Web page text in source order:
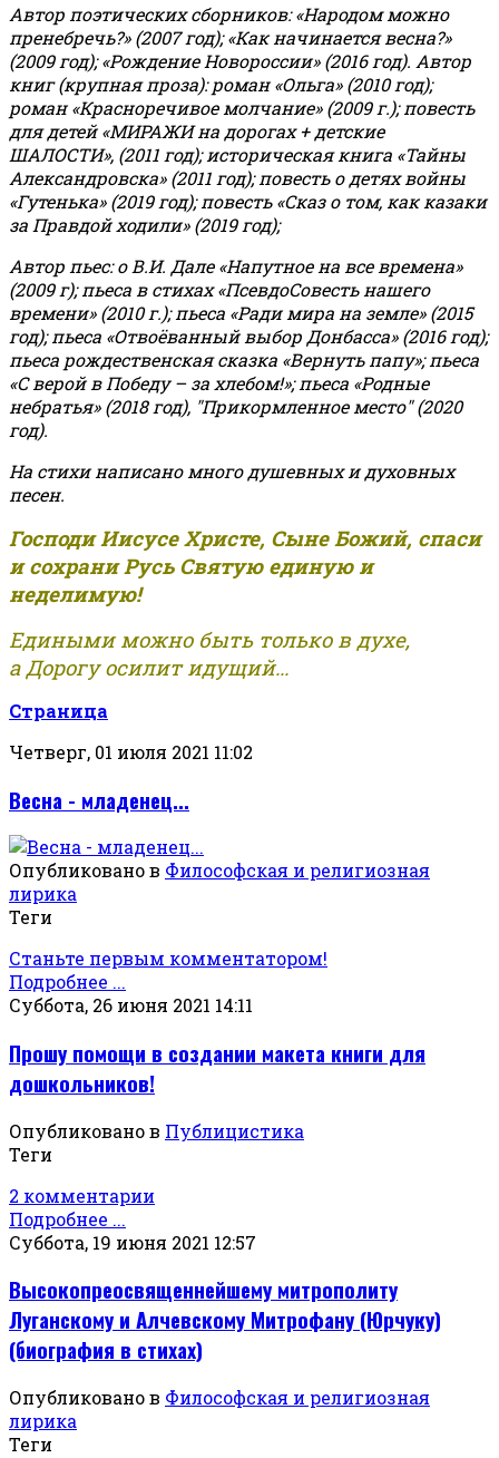
Автор поэтических сборников: «Народом можно
пренебречь?» (2007 год); «Как начинается весна?»
(2009 год); «Рождение Новороссии» (2016 год). Автор
книг (крупная проза): роман «Ольга» (2010 год);
роман «Красноречивое молчание» (2009 г.); повесть
для детей «МИРАЖИ на дорогах + детские
ШАЛОСТИ», (2011 год); историческая книга «Тайны
Александровска» (2011 год); повесть о детях войны
«Гутенька» (2019 год); повесть «Сказ о том, как казаки
за Правдой ходили» (2019 год);
Автор пьес: о В.И. Дале «Напутное на все времена»
(2009 г); пьеса в стихах «ПсевдоСовесть нашего
времени» (2010 г.); пьеса «Ради мира на земле» (2015
год); пьеса «Отвоёванный выбор Донбасса» (2016 год);
пьеса рождественская сказка «Вернуть папу»; пьеса
«С верой в Победу – за хлебом!»;пьеса «Родные
небратья» (2018 год), "Прикормленное место" (2020
год).
На стихи написано много душевных и духовных
песен.
Господи Иисусе Христе, Сыне Божий, спаси
и сохрани Русь Святую единую и
неделимую!
Едиными можно быть только в духе,
а Дорогу осилит идущий...
Страница
Четверг, 01 июля 2021 11:02
Весна - младенец...
Опубликовано в Философская и религиозная
лирика
Теги
Станьте первым комментатором!
Подробнее ...
Суббота, 26 июня 2021 14:11
Прошу помощи в создании макета книги для
дошкольников!
Опубликовано в Публицистика
Теги
2 комментарии
Подробнее ...
Суббота, 19 июня 2021 12:57
Высокопреосвященнейшему митрополиту
Луганскому и Алчевскому Митрофану (Юрчуку)
(биография в стихах)
Опубликовано в Философская и религиозная
лирика
Теги